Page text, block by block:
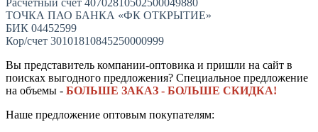
Расчетный счет 40702810502500049880
ТОЧКА ПАО БАНКА «ФК ОТКРЫТИЕ»
БИК 04452599
Кор/счет 30101810845250000999
Вы представитель компании-оптовика и пришли на сайт в
поисках выгодного предложения? Специальное предложение
на объемы - БОЛЬШЕ ЗАКАЗ - БОЛЬШЕ СКИДКА!
Наше предложение оптовым покупателям: